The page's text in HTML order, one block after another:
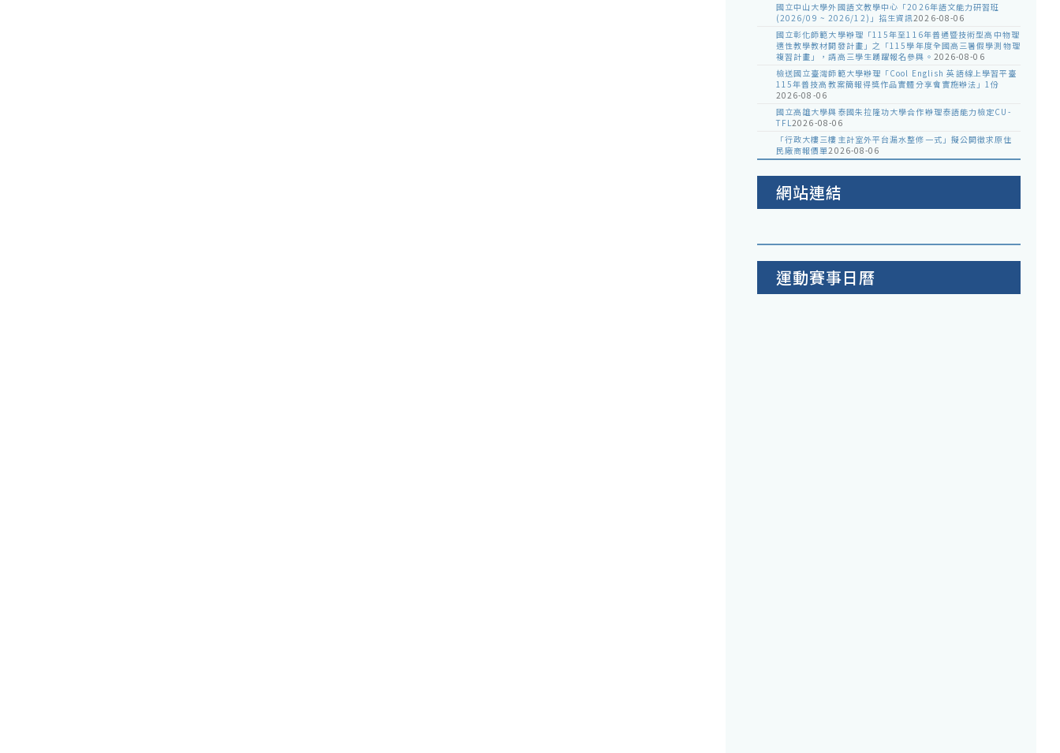
國立中山大學外國語文教學中心「2026年語文能力研習班
(2026/09 ~ 2026/12)」招生資訊2026-08-06
國立彰化師範大學辦理「115年至116年普通暨技術型高中物理
適性教學教材開發計畫」之「115學年度全國高三暑假學測物理
複習計畫」，請高三學生踴躍報名參與。 2026-08-06
檢送國立臺灣師範大學辦理「Cool English 英語線上學習平臺
115年普技高教案簡報得獎作品實體分享會實施辦法」1份
2026-08-06
國立高雄大學與泰國朱拉隆功大學合作辦理泰語能力檢定CU-
TFL2026-08-06
「行政大樓三樓主計室外平台漏水整修一式」擬公開徵求原住
民廠商報價單2026-08-06
網站連結
運動賽事日曆